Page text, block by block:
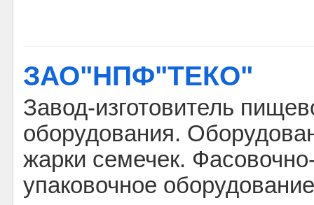
ЗАО"НПФ"ТЕКО"
Завод-изготовитель
оборудования.
жарки семечек.
упаковочное